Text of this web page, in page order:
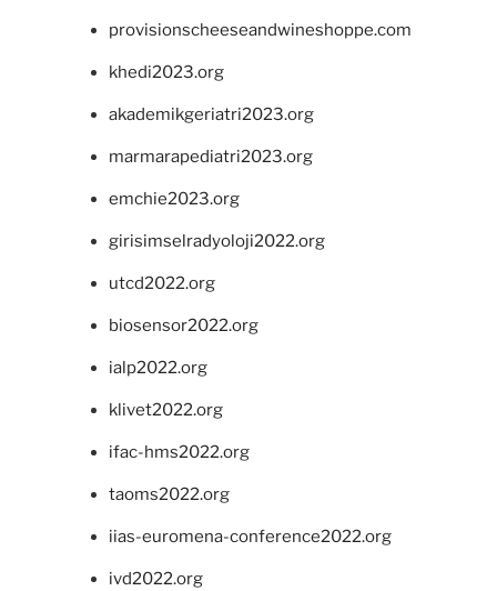
provisionscheeseandwineshoppe.com
khedi2023.org
akademikgeriatri2023.org
marmarapediatri2023.org
emchie2023.org
girisimselradyoloji2022.org
utcd2022.org
biosensor2022.org
ialp2022.org
klivet2022.org
ifac-hms2022.org
taoms2022.org
iias-euromena-conference2022.org
ivd2022.org